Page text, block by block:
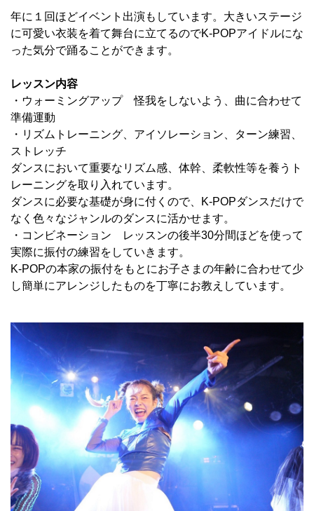
年に１回ほどイベント出演もしています。大きいステージ
に可愛い衣装を着て舞台に立てるのでK-POPアイドルにな
った気分で踊ることができます。
レッスン内容
・ウォーミングアップ 怪我をしないよう、曲に合わせて
準備運動
・リズムトレーニング、アイソレーション、ターン練習、
ストレッチ
ダンスにおいて重要なリズム感、体幹、柔軟性等を養うト
レーニングを取り入れています。
ダンスに必要な基礎が身に付くので、K-POPダンスだけで
なく色々なジャンルのダンスに活かせます。
・コンビネーション レッスンの後半30分間ほどを使って
実際に振付の練習をしていきます。
K-POPの本家の振付をもとにお子さまの年齢に合わせて少
し簡単にアレンジしたものを丁寧にお教えしています。